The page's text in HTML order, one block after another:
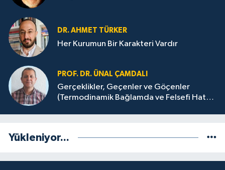
DR. AHMET TÜRKER
Her Kurumun Bir Karakteri Vardır
PROF. DR. ÜNAL ÇAMDALI
Gerçeklikler, Geçenler ve Göçenler
(Termodinamik Bağlamda ve Felsefi Hatta
Yükleniyor...